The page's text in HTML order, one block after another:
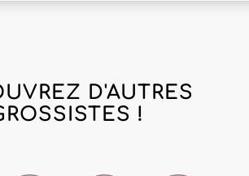
D'AUTRES
!